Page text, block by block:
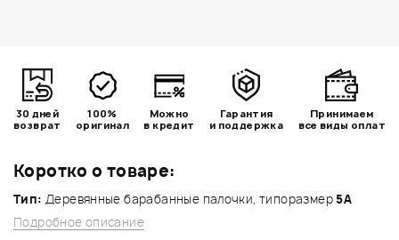
Коротко о товаре:
Тип: Деревянные барабанные палочки, типоразмер5A
Подробное описание
30 дней
возврат
100%
оригинал
Можно
в кредит
Гарантия
и поддержка
Принимаем
все виды оплат